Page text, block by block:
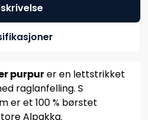
purpurer en lettstrikket
raglanfelling. S
er et 100 % børstet
Alpakka.